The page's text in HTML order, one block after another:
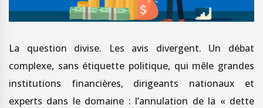
La question divise. Les avis divergent. Un débat
complexe, sans étiquette politique, qui mêle grandes
institutions financières, dirigeants nationaux et
experts dans le domaine : l’annulation de la « dette